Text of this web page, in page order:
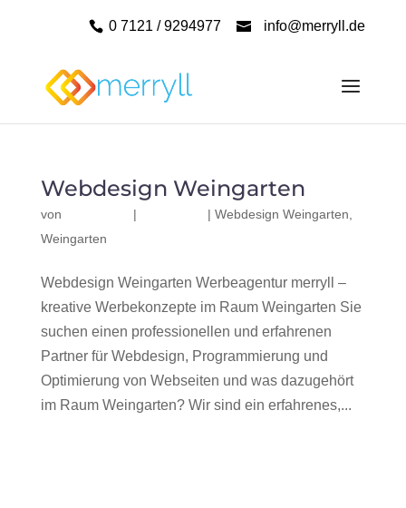
0 7121 / 9294977 info@merryll.de
Webdesign Weingarten
von | | Webdesign Weingarten
Weingarten
Webdesign Weingarten Werbeagentur merryll –
kreative Werbekonzepte im Raum Weingarten Sie
suchen einen professionellen und erfahrenen
Partner für Webdesign, Programmierung und
Optimierung von Webseiten und was dazugehört
im Raum Weingarten? Wir sind ein erfahrenes,...